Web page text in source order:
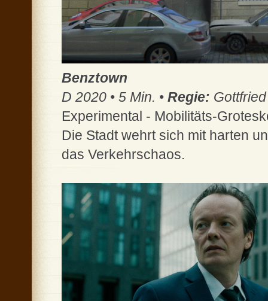
Benztown
D 2020 • 5 Min. • Regie:
Experimental - Mobilitäts-
Die Stadt wehrt sich mit harten
das Verkehrschaos.